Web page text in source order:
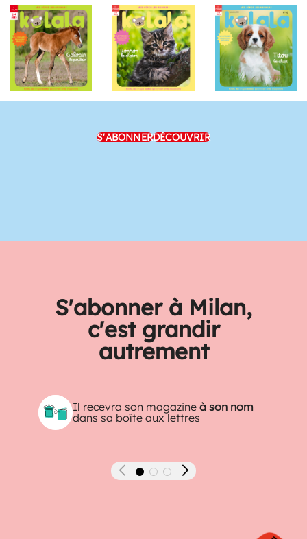
S'ABONNERDÉCOUVRIR
S'abonner à Milan,
c'est grandir
autrement
Il recevra son magazineà son nom
dans sa boîte aux lettres
Précédent Suivant